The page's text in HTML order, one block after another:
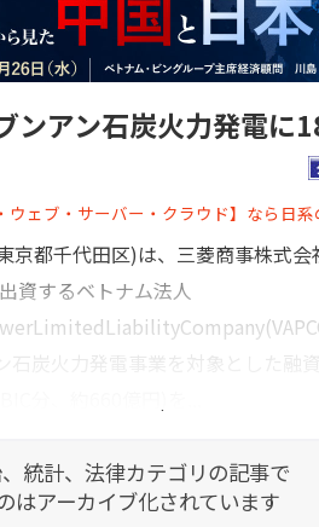
ンアン石炭火力発電に
ウェブ・サーバー・クラウド】なら日
京都千代田区)は、三菱商事株式会
資するベトナム法人
統計、法律カテゴリの記事で
はアーカイブ化されています